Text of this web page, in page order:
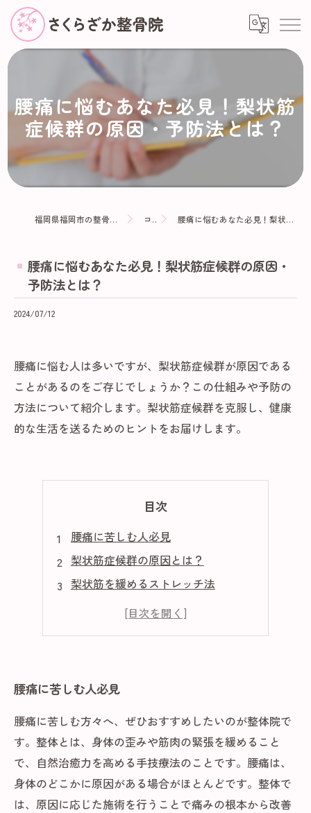
腰痛に悩むあなた必見！梨状筋
症候群の原因・予防法とは？
福岡県福岡市の整骨院ならさくらざか整骨院 コラム 腰痛に悩むあなた必見！梨状筋症候群の原因・予防法とは？
腰痛に悩むあなた必見！梨状筋症候群の原因・
予防法とは？
2024/07/12
腰痛に悩む人は多いですが、梨状筋症候群が原因である
ことがあるのをご存じでしょうか？この仕組みや予防の
方法について紹介します。梨状筋症候群を克服し、健康
的な生活を送るためのヒントをお届けします。
目次
腰痛に苦しむ人必見
梨状筋症候群の原因とは？
梨状筋を緩めるストレッチ法
梨状筋症候群を予防する方法
腰痛に苦しむ人必見
腰痛に苦しむ方々へ、ぜひおすすめしたいのが整体院で
す。整体とは、身体の歪みや筋肉の緊張を緩めること
で、自然治癒力を高める手技療法のことです。腰痛は、
身体のどこかに原因がある場合がほとんどです。整体で
は、原因に応じた施術を行うことで痛みの根本から改善